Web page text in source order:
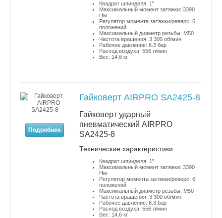
Квадрат шпинделя: 1"
Максимальный момент затяжки: 3390
Нм
Регулятор момента затяжки/реверс: 6
положений
Максимальный диаметр резьбы: М50
Частота вращения: 3 300 об/мин
Рабочее давление: 6.3 бар
Расход воздуха: 556 л/мин
Вес: 14,6 кг
Подробнее
Гайковерт AIRPRO SA2425-8
Гайковерт ударный
пневматический AIRPRO
SA2425-8
​Технические характеристики:
Квадрат шпинделя: 1"
Максимальный момент затяжки: 3390
Нм
Регулятор момента затяжки/реверс: 6
положений
Максимальный диаметр резьбы: М50
Частота вращения: 3 300 об/мин
Рабочее давление: 6.3 бар
Расход воздуха: 556 л/мин
Вес: 14,6 кг